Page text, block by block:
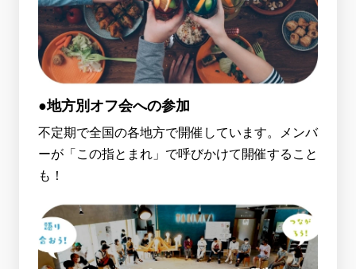
●地方別オフ会への参加
不定期で全国の各地方で開催しています。メンバ
ーが「この指とまれ」で呼びかけて開催すること
も！